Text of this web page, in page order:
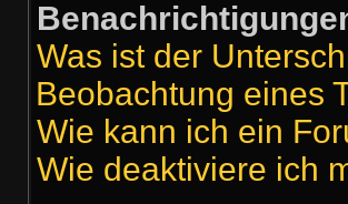
Was ist der
Beobachtung eines
Wie kann ich ein
Wie deaktiviere ich